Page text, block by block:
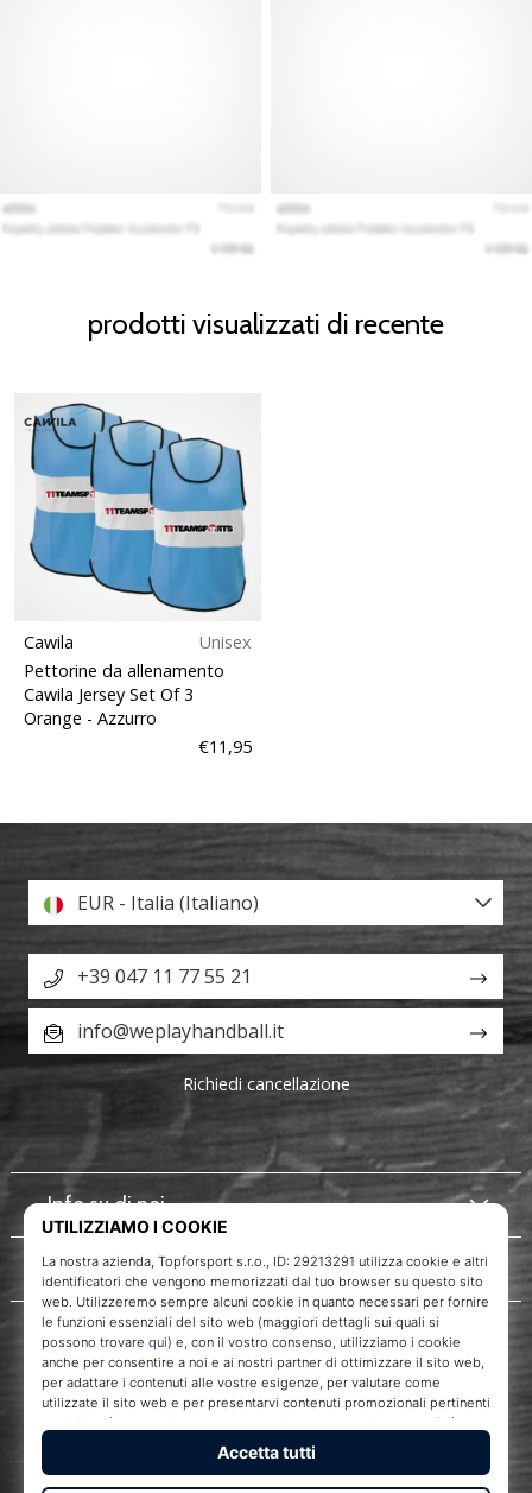
prodotti visualizzati di recente
Cawila
Unisex
Pettorine da allenamento
Cawila Jersey Set Of 3
Orange - Azzurro
€11,95
WePlayHandball.it
Info su di noi
Servizio clienti
EUR - Italia (Italiano)
+39 047 11 77 55 21
info@weplayhandball.it
Richiedi cancellazione